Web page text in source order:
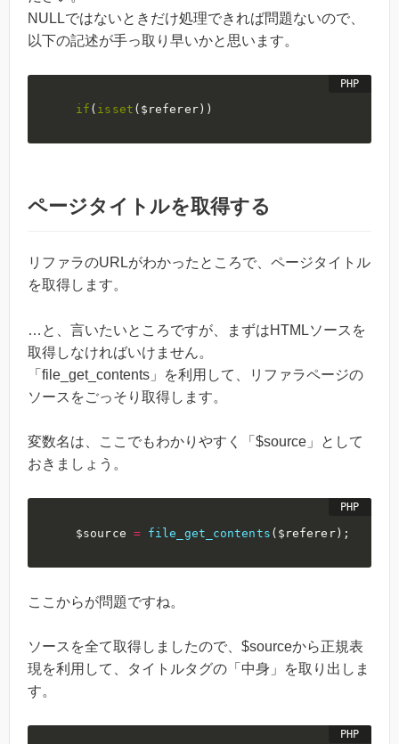
NULLではないときだけ処理できれば問題ないので、
以下の記述が手っ取り早いかと思います。
if ( isset ( $referer) )
ページタイトルを取得する
リファラのURLがわかったところで、ページタイトル
を取得します。
…と、言いたいところですが、まずはHTMLソースを
取得しなければいけません。
「file_get_contents」を利用して、リファラページの
ソースをごっそり取得します。
変数名は、ここでもわかりやすく「$source」として
おきましょう。
$source = file_get_contents ( $referer) ;
ここからが問題ですね。
ソースを全て取得しましたので、$sourceから正規表
現を利用して、タイトルタグの「中身」を取り出しま
す。